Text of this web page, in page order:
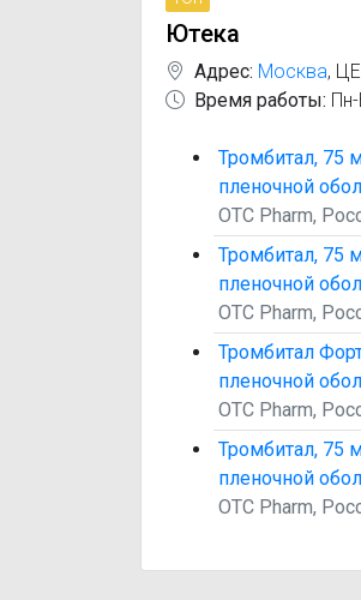
Ютека
Адрес: Москва,
Время работы:
Тромбитал, 75
пленочной
OTC Pharm,
Тромбитал, 75
пленочной
OTC Pharm,
Тромбитал
пленочной
OTC Pharm,
Тромбитал, 75
пленочной
OTC Pharm,